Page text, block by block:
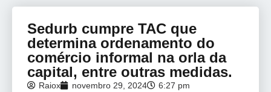
Sedurb cumpre TAC que
determina ordenamento do
comércio informal na orla da
capital, entre outras medidas.
Raiox novembro 29, 2024
6:27 pm